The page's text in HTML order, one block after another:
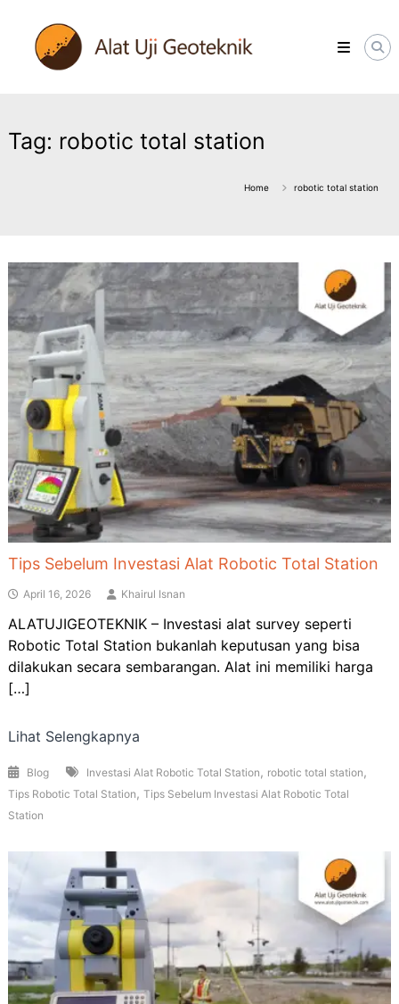
content
ALATUJIGEOTEKNIK.COM
DISTRIBUTOR
INSTRUMENT
Tag: robotic total station
Home robotic total station
Tips Sebelum Investasi Alat Robotic Total Station
April 16, 2026 Khairul Isnan
ALATUJIGEOTEKNIK – Investasi alat survey seperti
Robotic Total Station bukanlah keputusan yang bisa
dilakukan secara sembarangan. Alat ini memiliki harga
[…]
Lihat Selengkapnya
Blog Investasi Alat Robotic Total Station , robotic total station ,
Tips Robotic Total Station , Tips Sebelum Investasi Alat Robotic Total
Station